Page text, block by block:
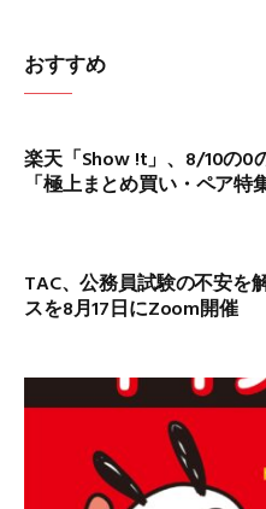
おすすめ
楽天「Show !t」、8/10の0
「極上まとめ買い・ペア特
TAC、公務員試験の不安を
スを8月17日にZoom開催